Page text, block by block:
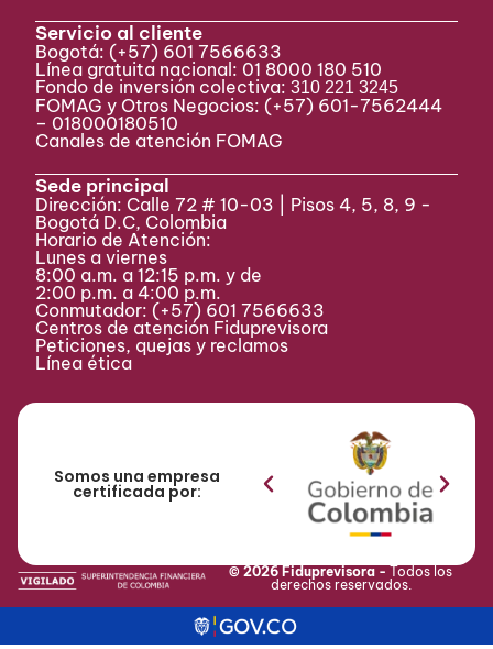
Servicio al cliente
Bogotá: (+57) 601 7566633
Línea gratuita nacional: 01 8000 180 510
Fondo de inversión colectiva:310 221 3245
FOMAG y Otros Negocios: (+57) 601-7562444
– 018000180510
Canales de atención FOMAG
Sede principal
Dirección: Calle 72 # 10-03 | Pisos 4, 5, 8, 9 -
Bogotá D.C, Colombia
Horario de Atención:
Lunes a viernes
8:00 a.m. a 12:15 p.m. y de
2:00 p.m. a 4:00 p.m.
Conmutador: (+57) 601 7566633
Centros de atención Fiduprevisora
Peticiones, quejas y reclamos
Línea ética
Somos una empresa
certificada por:
© 2026 Fiduprevisora -Todos los
derechos reservados.